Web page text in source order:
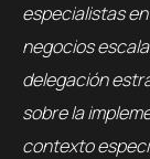
especialistas
negocios
delegación
sobre la
contexto